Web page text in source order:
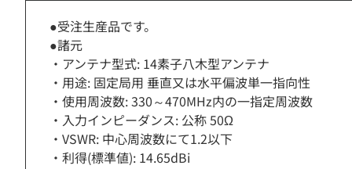
●受注生産品です。
●諸元
・アンテナ型式: 14素子八木型アンテナ
・用途: 固定局用 垂直又は水平偏波単一指向性
・使用周波数: 330～470MHz内の一指定周波数
・入力インピーダンス: 公称 50Ω
・VSWR: 中心周波数にて1.2以下
・利得(標準値): 14.65dBi